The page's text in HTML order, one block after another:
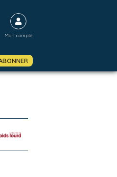
Mon compte